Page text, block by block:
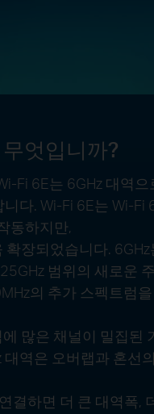
엇입니까?
Fi 6E는 6GHz 대역으
다. Wi-Fi 6E는 Wi-Fi
동하지만,
확장되었습니다. 6GHz
범위의 새로운
의 추가 스펙트럼
많은 채널이 밀집된
대역은 오버랩과 혼선
결하면 더 큰 대역폭,